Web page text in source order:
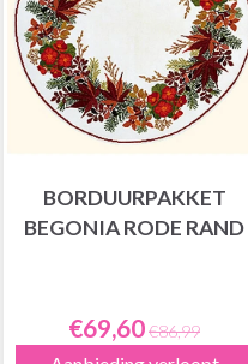
BORDUURPAKKET
BEGONIA RODE RAND
€69,60€86,99